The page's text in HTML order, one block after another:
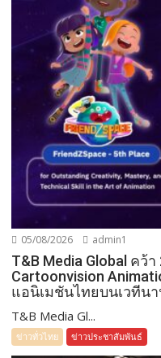
05/08/2026 admin1
T&B Media Global คว้า
Cartoonvision
แอนิเมชันไทยบนเวทีน
T&B Media Gl...
ข่าวทั่วไทย ข่าวประชาสัมพันธ์